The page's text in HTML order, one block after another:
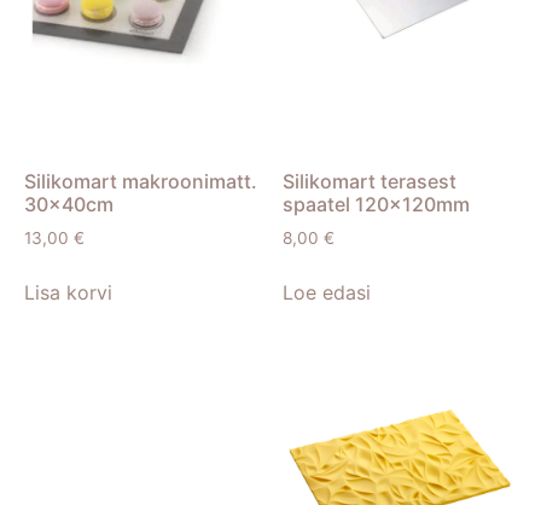
Silikomart makroonimatt.
30x40cm
13,00 €
Lisa korvi
Silikomart terasest
spaatel 120x120mm
8,00 €
Loe edasi